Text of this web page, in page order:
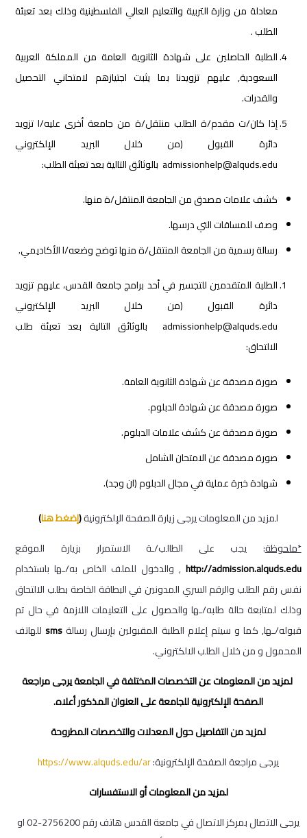
معادلة من وزارة التربية والتعليم العالي الفلسطينية وذلك بعد تعبئة
الطلب .
الطلبة الحاصلين على شهادة الثانوية العامة من المملكة العربية
السعودية, عليهم تزويدنا بما يثبت اجتيازهم لامتحاني التحصيل
والقدرات.
إذا كان/ت مقدم/ة الطلب منتقل/ة من جامعة أخرى عليه/ا تزويد
دائرة القبول (من خلال البريد الإلكتروني
admissionhelp@alquds.edu بالوثائق التالية بعد تعبئة الطلب:
كشف علامات مصدق من الجامعة المنتقل/ة منها.
وصف للمساقات التي درسها.
رسالة رسمية من الجامعة المنتقل/ة منها توضح وضعه/ا الأكاديمي.
الطلبة المتقدمين للتجسير في أحد برامج جامعة القدس، عليهم تزويد
دائرة القبول (من خلال البريد الإلكتروني
admissionhelp@alquds.edu بالوثائق التالية بعد تعبئة طلب
الالتحاق:
صورة مصدقة عن شهادة الثانوية العامة.
صورة مصدقة عن شهادة الدبلوم.
صورة مصدقة عن كشف علامات الدبلوم.
صورة مصدقة عن الامتحان الشامل
شهادة خبرة عملية في مجال الدبلوم (ان وجد).
لمزيد من المعلومات يرجى زيارة الصفحة الإلكترونية(إضغط هنا)
*ملحوظة: يجب على الطالب/ـة الاستمرار بزيارة الموقع
http://admission.alquds.edu , والدخول للملف الخاص به/ـها باستخدام
نفس رقم الطلب والرقم السري المدونين في البطاقة الخاصة بطلب الالتحاق
وذلك لمتابعة حالة طلبه/ـها والحصول على التعليمات اللازمة في حال تم
قبوله/ـها, كما و سيتم إعلام الطلبة المقبولين بإرسال رسالةsmsللهاتف
المحمول و من خلال الطلب الالكتروني.
لمزيد من المعلومات عن التخصصات المختلفة في الجامعة يرجى مراجعة
الصفحة الإلكترونية للجامعة على العنوان المذكور أعلاه.
لمزيد من التفاصيل حول المعدلات والتخصصات المطروحة
يرجى مراجعة الصفحة الإلكترونية:https://www.alquds.edu/ar
لمزيد من المعلومات أو الاستفسارات
يرجى الاتصال بمركز الاتصال في جامعة القدس هاتف رقم 2756200-02 او